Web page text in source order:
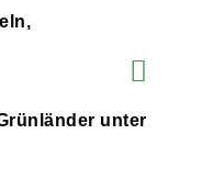
unter